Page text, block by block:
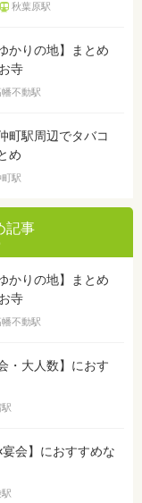
秋葉原駅
かりの地】まとめ
寺
幡不動駅
町駅周辺でタバコ
め
町駅
記事
かりの地】まとめ
寺
幡不動駅
・大人数】におす
会】におすすめな